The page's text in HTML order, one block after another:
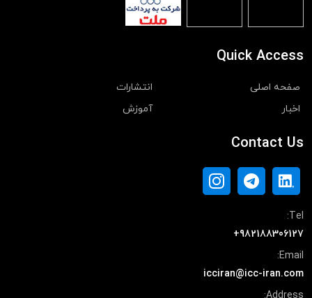
Quick Access
صفحه اصلی
انتشارات
اخبار
آموزش
Contact Us
Tel:
+982188306127
Email:
icciran@icc-iran.com